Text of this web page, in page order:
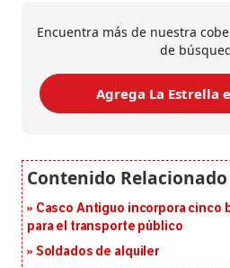
Encuentra más de nuestra
de
Agrega La Estrella
Casco Antiguo incorpora cinco
para el transporte público
Soldados de alquiler